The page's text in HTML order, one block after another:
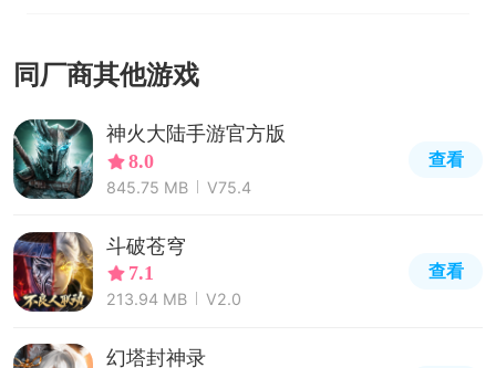
同厂商其他游戏
神火大陆手游官方版
8.0
845.75 MB V75.4
查看
斗破苍穹
7.1
213.94 MB V2.0
查看
幻塔封神录